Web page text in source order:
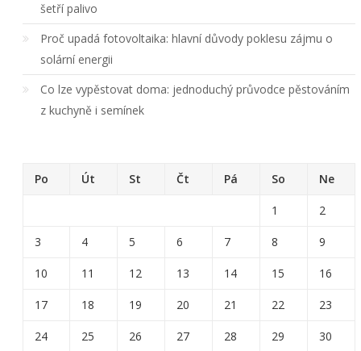
šetří palivo
Proč upadá fotovoltaika: hlavní důvody poklesu zájmu o
solární energii
Co lze vypěstovat doma: jednoduchý průvodce pěstováním
z kuchyně i semínek
Po Út St Čt Pá So Ne
1 2
3 4 5 6 7 8 9
10 11 12 13 14 15 16
17 18 19 20 21 22 23
24 25 26 27 28 29 30